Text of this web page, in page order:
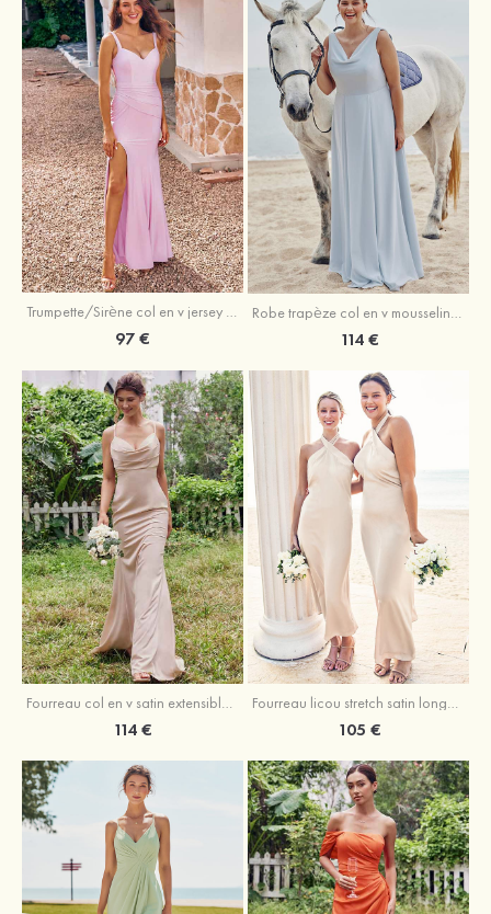
Trumpette/Sirène col en v jersey ras du sol robe de demoiselle d'honneur
97 € 114 €
Fourreau col en v satin extensible ras du sol robe de demoiselle d'honneur
114 €
Fourreau licou stretch satin longueur cheville robe de demoiselle d'honneur
105 €